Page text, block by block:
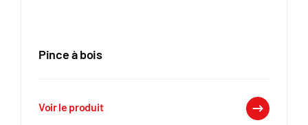
Pince à bois
Voir le produit